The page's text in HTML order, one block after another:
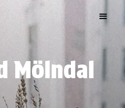
Mölndal